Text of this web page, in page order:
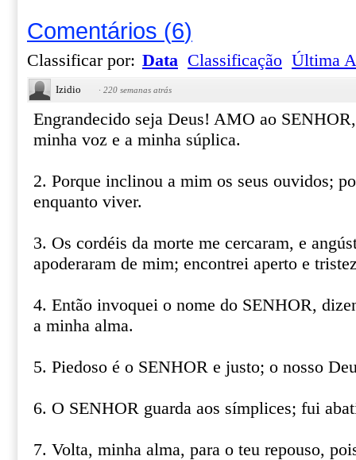
Comentários (6)
Classificar por: Data Classificação Última
Izidio · 220 semanas atrás
Engrandecido seja Deus! AMO ao
minha voz e a minha súplica.
2. Porque inclinou a mim os seus ouvidos;
enquanto viver.
3. Os cordéis da morte me cercaram, e
apoderaram de mim; encontrei aperto e
4. Então invoquei o nome do SENHOR,
a minha alma.
5. Piedoso é o SENHOR e justo; o nosso
6. O SENHOR guarda aos símplices; fui
7. Volta, minha alma, para o teu repouso,